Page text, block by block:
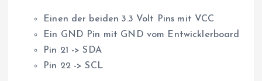
Einen der beiden 3.3 Volt Pins mit VCC
Ein GND Pin mit GND vom Entwicklerboard
Pin 21 -> SDA
Pin 22 -> SCL